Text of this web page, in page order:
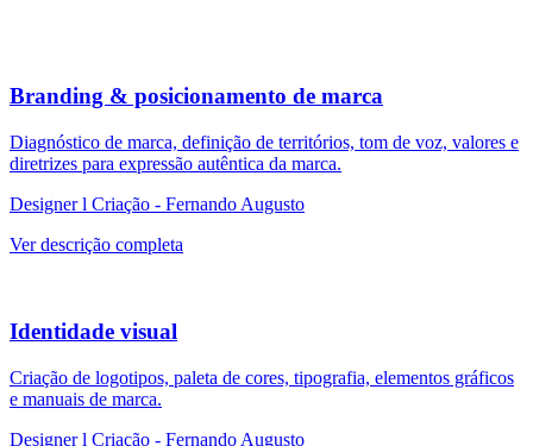
Branding & posicionamento de marca
Diagnóstico de marca, definição de territórios, tom de voz, valores e
diretrizes para expressão autêntica da marca.
Designer l Criação - Fernando Augusto
Ver descrição completa
Identidade visual
Criação de logotipos, paleta de cores, tipografia, elementos gráficos
e manuais de marca.
Designer l Criação - Fernando Augusto